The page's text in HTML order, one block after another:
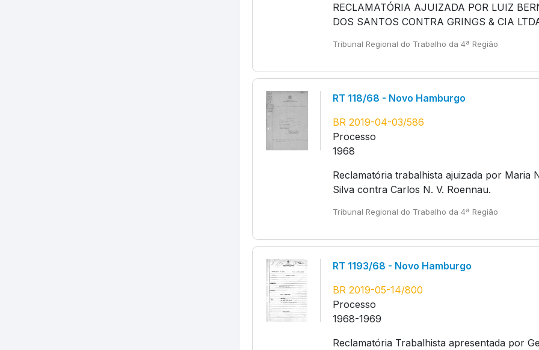
RECLAMATÓRIA AJUIZADA POR LUIZ
DOS SANTOS CONTRA GRINGS & CIA
Tribunal Regional do Trabalho da 4ª Região
RT 118/68 - Novo Hamburgo
BR 2019-04-03/586
Processo
1968
Reclamatória trabalhista ajuizada por Maria
Silva contra Carlos N. V. Roennau.
Tribunal Regional do Trabalho da 4ª Região
RT 1193/68 - Novo Hamburgo
BR 2019-05-14/800
Processo
1968-1969
Reclamatória Trabalhista apresentada por